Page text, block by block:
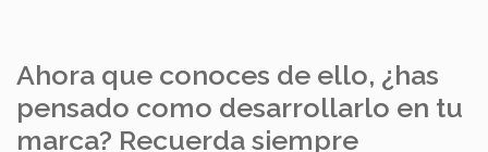
Ahora que conoces de ello, ¿has
pensado como desarrollarlo en tu
marca? Recuerda siempre